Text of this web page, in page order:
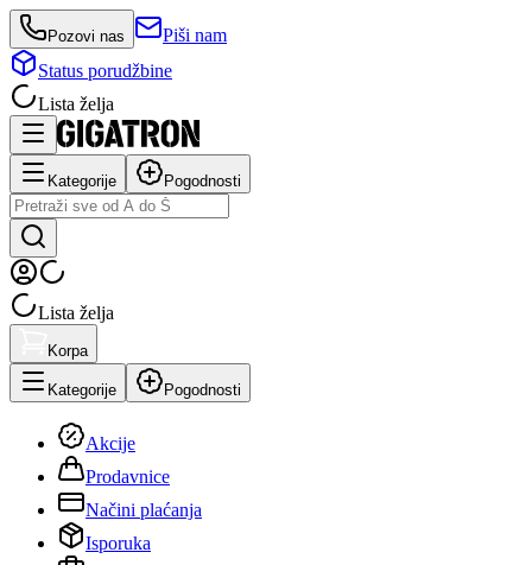
Pozovi nas
Piši nam
Status porudžbine
Lista želja
Kategorije Pogodnosti
Lista želja
Korpa
Kategorije Pogodnosti
Akcije
Prodavnice
Načini plaćanja
Isporuka